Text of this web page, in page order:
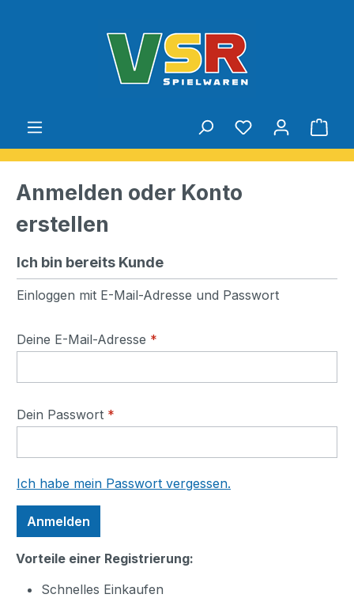
Du hast 0
Anmelden oder Konto
erstellen
Ich bin bereits Kunde
Einloggen mit E-Mail-Adresse und Passwort
Deine E-Mail-Adresse *
Dein Passwort *
Ich habe mein Passwort vergessen.
Anmelden
Vorteile einer Registrierung:
Schnelles Einkaufen